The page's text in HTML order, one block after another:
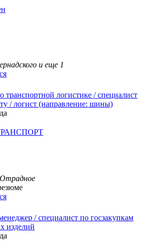
и еще 1
транспортной логистике / специалист
/ логист (направление: шины)
/ специалист по госзакупкам
изделий